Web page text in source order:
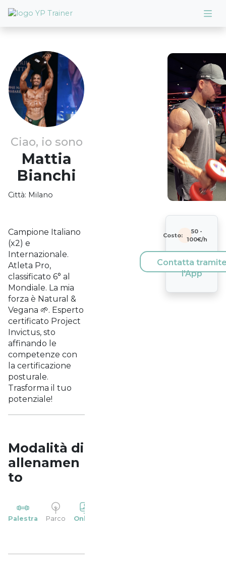
Ciao, io sono
Mattia
Bianchi
Città: Milano
Campione Italiano
(x2) e
Internazionale.
Atleta Pro,
classificato 6° al
Mondiale. La mia
forza è Natural &
Vegana 🌱. Esperto
certificato Project
Invictus, sto
affinando le
competenze con
la certificazione
posturale.
Trasforma il tuo
potenziale!
Modalità di
allenamen
to
Palestra Parco Online
Costo:
50 -
100€/h
Contatta
l'App